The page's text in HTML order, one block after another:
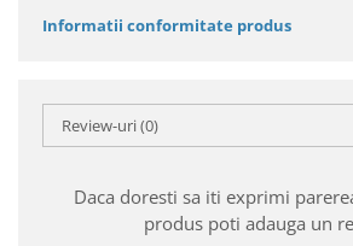
Informatii conformitate produs
Review-uri(0)
Daca doresti sa iti exprimi
produs poti adauga un